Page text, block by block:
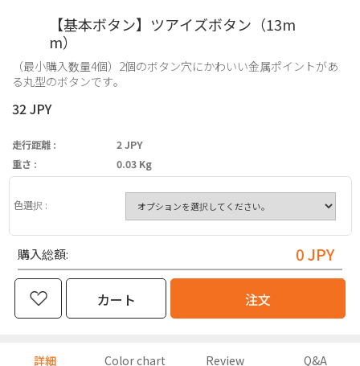
【基本ボタン】ツアイズボタン（13m
m）
（最小購入数量4個）2個のボタン穴にかわいい金属ポイントがあ
る丸型のボタンです。
32 JPY
走行距離 :
2 JPY
重さ :
0.03 Kg
色選択 :
購入総額: 0JPY
カート 注文
詳細 Color chart Review Q&A